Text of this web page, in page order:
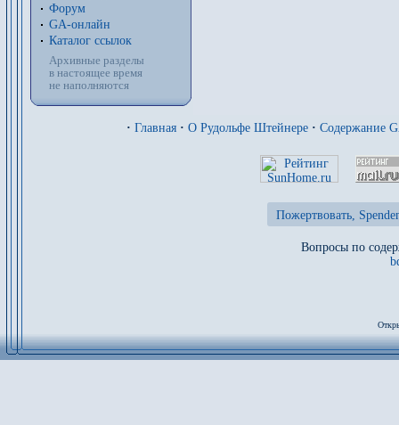
Форум
GA-онлайн
Каталог ссылок
Архивные разделы
в настоящее время
не наполняются
· Главная · О Рудольфе Штейнере · Содержание
Пожертвовать,
Вопросы по